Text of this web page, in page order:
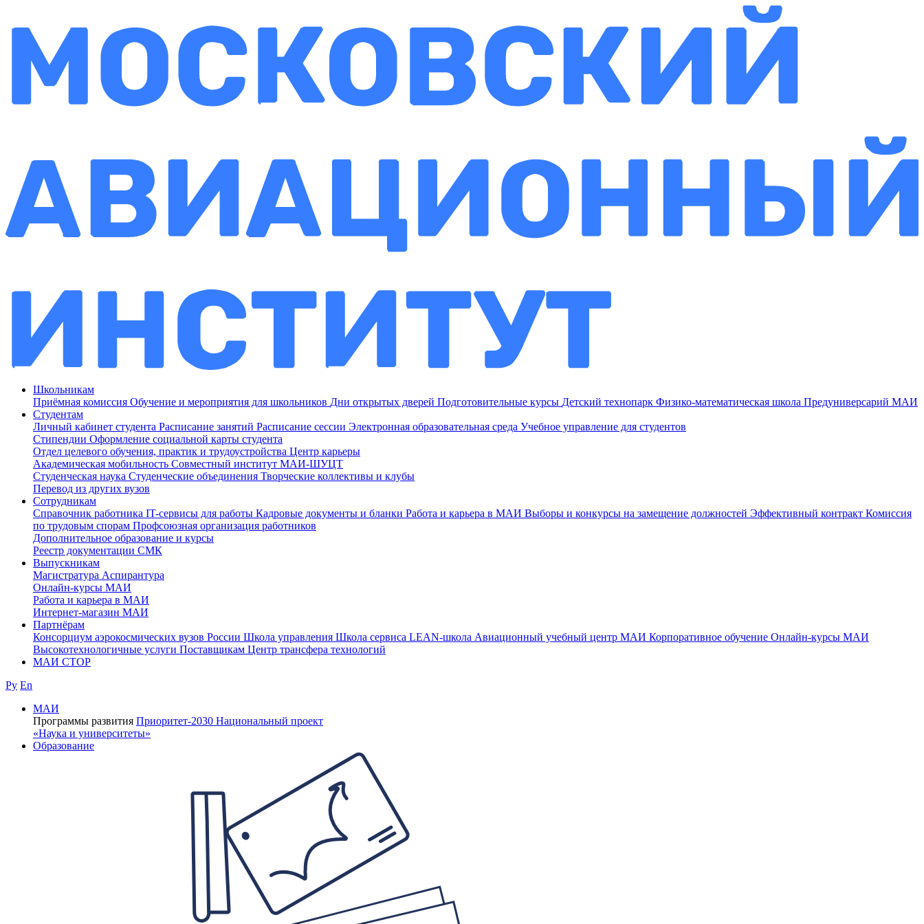
Школьникам
Приёмная комиссия Обучение и мероприятия для школьников Дни открытых дверей Подготовительные курсы Детский технопарк Физико-математическая школа Предуниверсарий МАИ
Студентам
Личный кабинет студента Расписание занятий Расписание сессии Электронная образовательная среда Учебное управление для студентов
Стипендии Оформление социальной карты студента
Отдел целевого обучения, практик и трудоустройства Центр карьеры
Академическая мобильность Совместный институт МАИ-ШУЦТ
Студенческая наука Студенческие объединения Творческие коллективы и клубы
Перевод из других вузов
Сотрудникам
Cправочник работника IT-сервисы для работы Кадровые документы и бланки Работа и карьера в МАИ Выборы и конкурсы на замещение должностей Эффективный контракт Комиссия
по трудовым спорам Профсоюзная организация работников
Дополнительное образование и курсы
Реестр документации СМК
Выпускникам
Магистратура Аспирантура
Онлайн-курсы МАИ
Работа и карьера в МАИ
Интернет-магазин МАИ
Партнёрам
Консорциум аэрокосмических вузов России Школа управления Школа сервиса LEAN-школа Авиационный учебный центр МАИ Корпоративное обучение Онлайн-курсы МАИ
Высокотехнологичные услуги Поставщикам Центр трансфера технологий
МАИ СТОР
Ру En
МАИ
Программы развития Приоритет-2030 Национальный проект
«Наука и университеты»
Образование